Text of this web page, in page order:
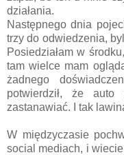
działania.
Następnego dnia
trzy do odwiedzenia,
Posiedziałam w
tam wielce mam
żadnego
potwierdził, że
zastanawiać. I tak
W międzyczasie
social mediach, i